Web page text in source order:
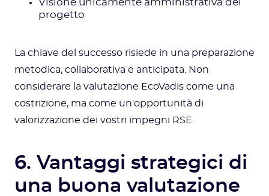
Visione unicamente amministrativa del
progetto
La chiave del successo risiede in una preparazione
metodica, collaborativa e anticipata. Non
considerare la valutazione EcoVadis come una
costrizione, ma come un'opportunità di
valorizzazione dei vostri impegni RSE.
6. Vantaggi strategici di
una buona valutazione